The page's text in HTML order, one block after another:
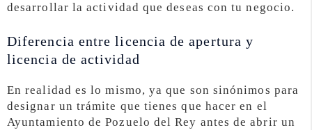
desarrollar la actividad que deseas con tu negocio.
Diferencia entre licencia de apertura y
licencia de actividad
En realidad es lo mismo, ya que son sinónimos para
designar un trámite que tienes que hacer en el
Ayuntamiento de Pozuelo del Rey antes de abrir un